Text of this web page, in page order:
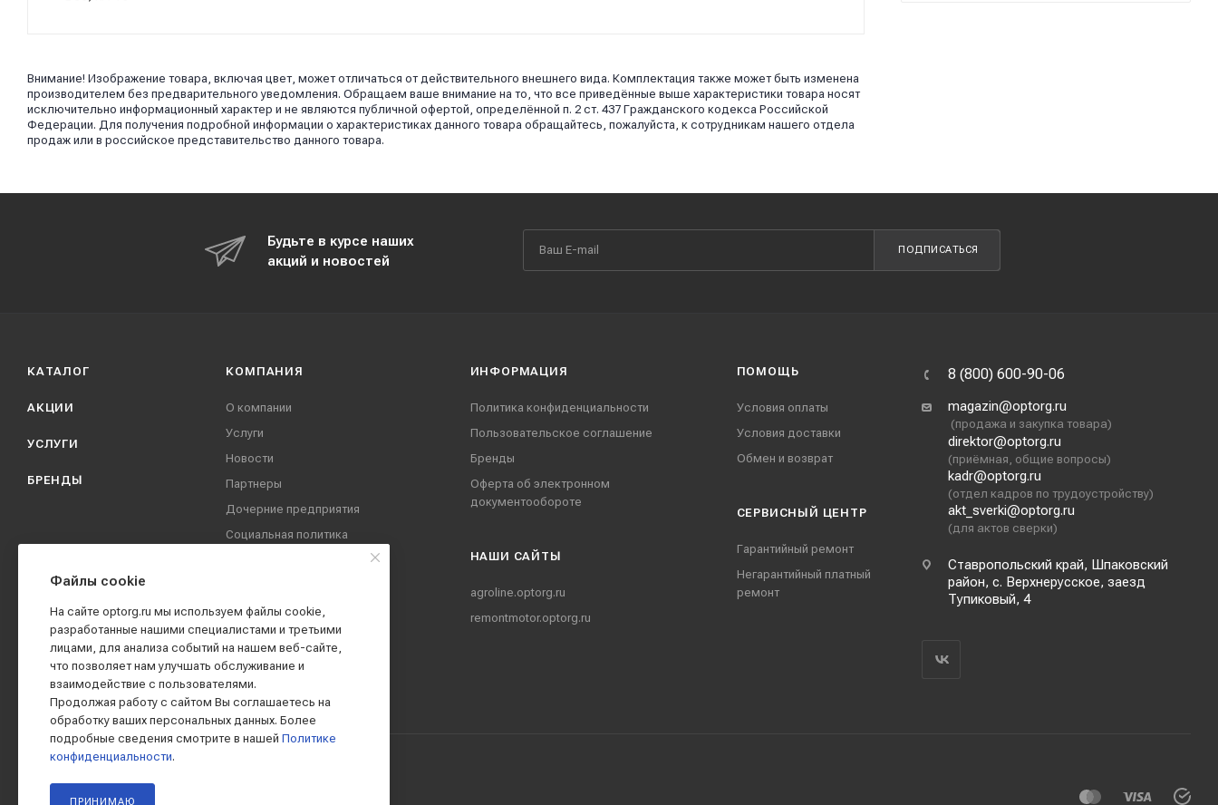
Внимание! Изображение товара, включая цвет, может отличаться от действительного внешнего вида. Комплектация также может быть изменена
производителем без предварительного уведомления. Обращаем ваше внимание на то, что все приведённые выше характеристики товара носят
исключительно информационный характер и не являются публичной офертой, определённой п. 2 ст. 437 Гражданского кодекса Российской
Федерации. Для получения подробной информации о характеристиках данного товара обращайтесь, пожалуйста, к сотрудникам нашего отдела
продаж или в российское представительство данного товара.
Будьте в курсе наших
акций и новостей
ПОДПИСАТЬСЯ
КАТАЛОГ
АКЦИИ
УСЛУГИ
БРЕНДЫ
КОМПАНИЯ
О компании
Услуги
Новости
Партнеры
Дочерние предприятия
Социальная политика
Вакансии
Реквизиты
Контакты
ИНФОРМАЦИЯ
Политика конфиденциальности
Пользовательское соглашение
Бренды
Оферта об электронном
документообороте
НАШИ CАЙТЫ
agroline.optorg.ru
remontmotor.optorg.ru
ПОМОЩЬ
Условия оплаты
Условия доставки
Обмен и возврат
СЕРВИСНЫЙ ЦЕНТР
Гарантийный ремонт
Негарантийный платный
ремонт
8 (800) 600-90-06
magazin@optorg.ru
(продажа и закупка товара)
direktor@optorg.ru
(приёмная, общие вопросы)
kadr@optorg.ru
(отдел кадров по трудоустройству)
akt_sverki@optorg.ru
(для актов сверки)
Ставропольский край, Шпаковский
район, с. Верхнерусское, заезд
Тупиковый, 4
Файлы cookie
На сайте optorg.ru мы используем файлы cookie,
разработанные нашими специалистами и третьими
лицами, для анализа событий на нашем веб-сайте,
что позволяет нам улучшать обслуживание и
взаимодействие с пользователями.
Продолжая работу с сайтом Вы соглашаетесь на
обработку ваших персональных данных. Более
подробные сведения смотрите в нашей Политике
конфиденциальности.
ПРИНИМАЮ